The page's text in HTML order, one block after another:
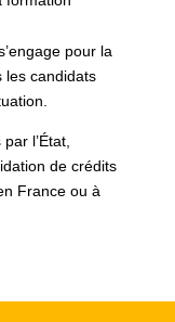
pour la
les candidats
l’État,
de crédits
France ou à